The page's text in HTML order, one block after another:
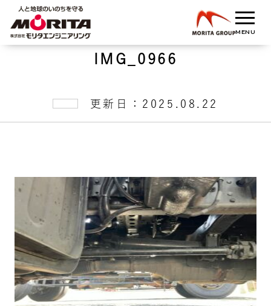
IMG_0966
更新日：2025.08.22